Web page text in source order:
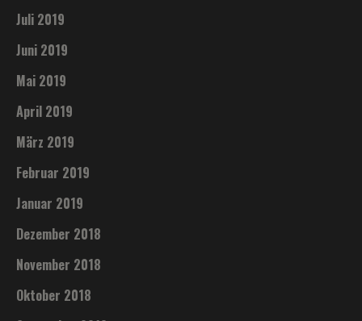
Juli 2019
Juni 2019
Mai 2019
April 2019
März 2019
Februar 2019
Januar 2019
Dezember 2018
November 2018
Oktober 2018